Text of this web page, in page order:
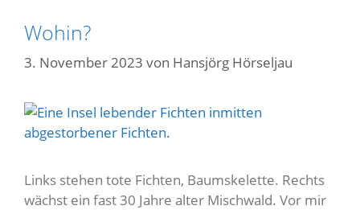
Wohin?
3. November 2023 von Hansjörg Hörseljau
Links stehen tote Fichten, Baumskelette. Rechts
wächst ein fast 30 Jahre alter Mischwald. Vor mir